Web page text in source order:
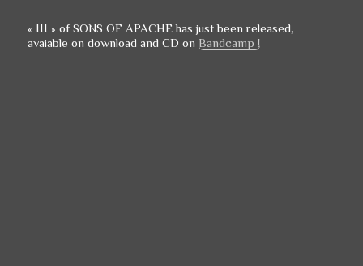
« III » ofSONS OF APACHEhas just been released,
avaiable on download and CD onBandcamp !